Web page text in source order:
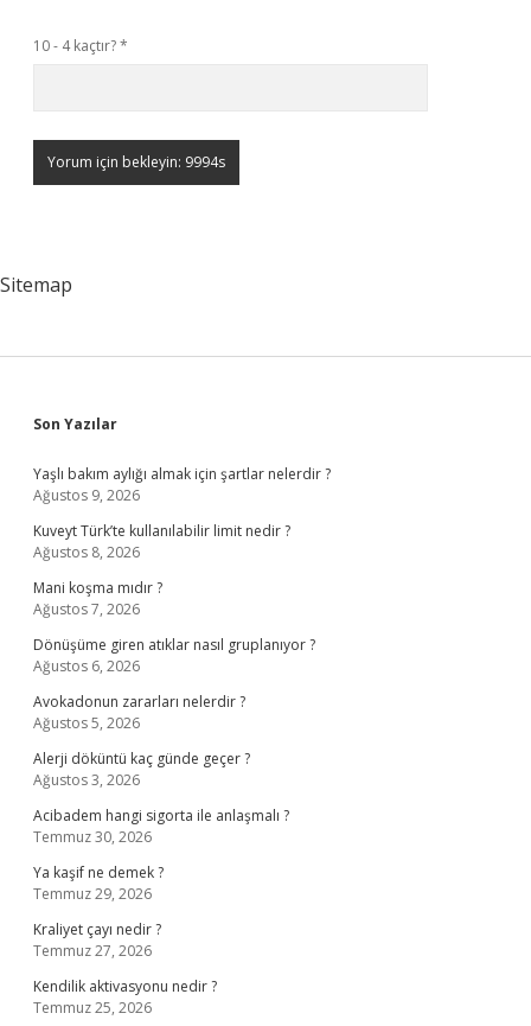
10 - 4 kaçtır?*
Sitemap
Sidebar
Son Yazılar
Yaşlı bakım aylığı almak için şartlar nelerdir ?
Ağustos 9, 2026
Kuveyt Türk’te kullanılabilir limit nedir ?
Ağustos 8, 2026
Mani koşma mıdır ?
Ağustos 7, 2026
Dönüşüme giren atıklar nasıl gruplanıyor ?
Ağustos 6, 2026
Avokadonun zararları nelerdir ?
Ağustos 5, 2026
Alerji döküntü kaç günde geçer ?
Ağustos 3, 2026
Acibadem hangi sigorta ile anlaşmalı ?
Temmuz 30, 2026
Ya kaşif ne demek ?
Temmuz 29, 2026
Kraliyet çayı nedir ?
Temmuz 27, 2026
Kendilik aktivasyonu nedir ?
Temmuz 25, 2026